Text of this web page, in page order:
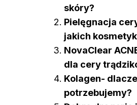
skóry?
Pielęgnacja
jakich
NovaClear
dla cery
Kolagen-
potrzebujemy?